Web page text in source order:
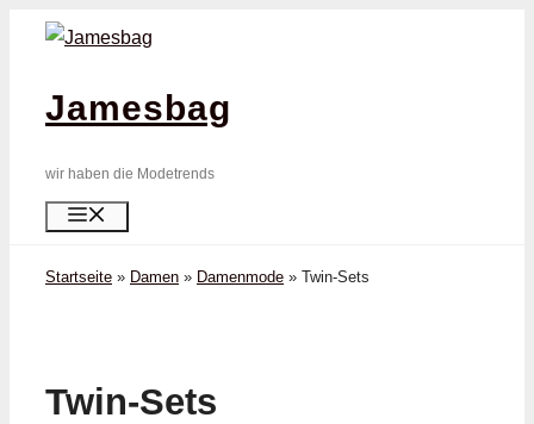
Zum
springenJamesbag
wir haben die Modetrends
Startseite » Damen » Damenmode » Twin-Sets
Twin-Sets